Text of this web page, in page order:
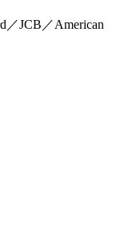
JCB／American